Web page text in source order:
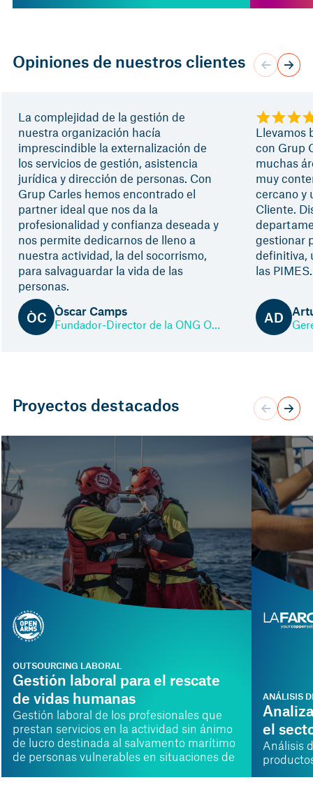
Opiniones de nuestros clientes
ÒC Òscar Camps
Fundador-Director de la ONG Open Arms
La complejidad de la gestión de
nuestra organización hacía
imprescindible la externalización de
los servicios de gestión, asistencia
jurídica y dirección de personas. Con
Grup Carles hemos encontrado el
partner ideal que nos da la
profesionalidad y confianza deseada y
nos permite dedicarnos de lleno a
nuestra actividad, la del socorrismo,
para salvaguardar la vida de las
personas.
AD
Llevamos
con Grup
muchas
muy
cercano y
Cliente.
gestionar
definitiva,
las PIMES.
Proyectos destacados
Gestión laboral para el rescate
de vidas humanas
Gestión laboral de los profesionales que
prestan servicios en la actividad sin ánimo
de lucro destinada al salvamento marítimo
de personas vulnerables en situaciones de
OUTSOURCING LABORAL
el
Análisis
ANÁLISIS